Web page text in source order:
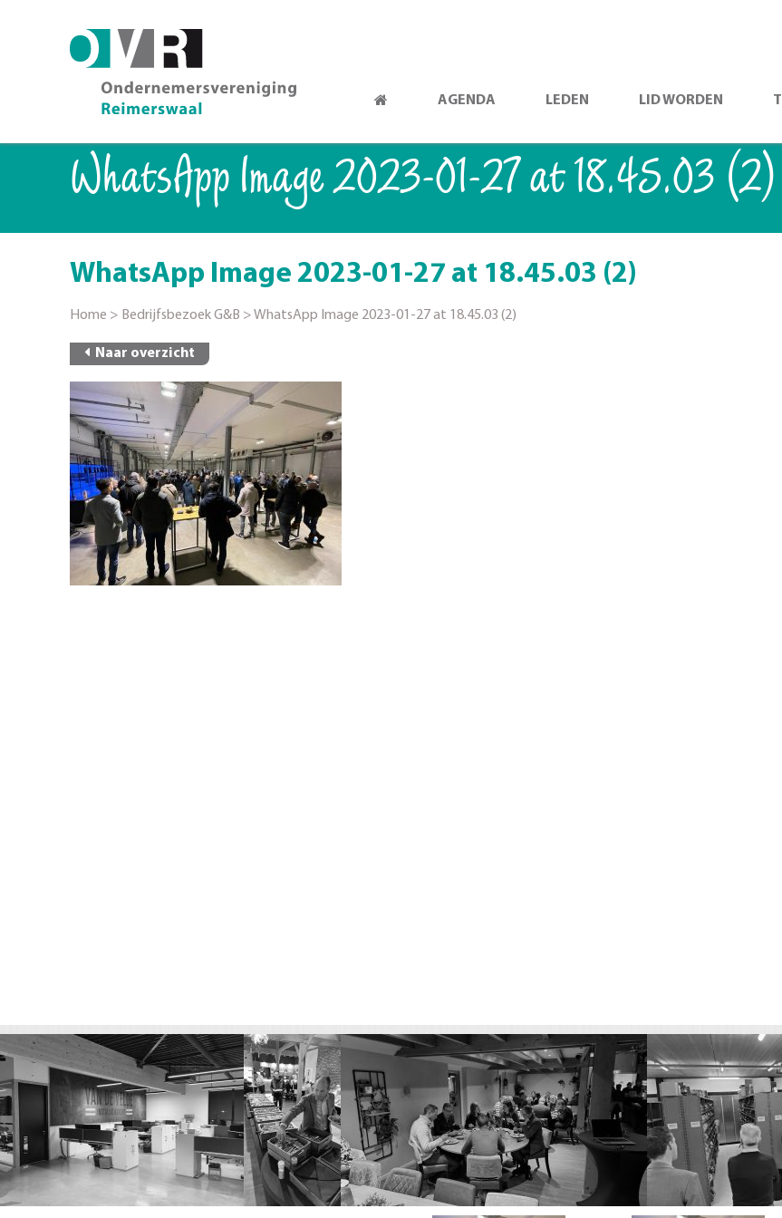
AGENDA LEDEN LID WORDEN
WhatsApp Image 2023-01-27 at 18.45.03 (2)
WhatsApp Image 2023-01-27 at 18.45.03 (2)
Home > Bedrijfsbezoek G&B >WhatsApp Image 2023-01-27 at 18.45.03 (2)
Naar overzicht